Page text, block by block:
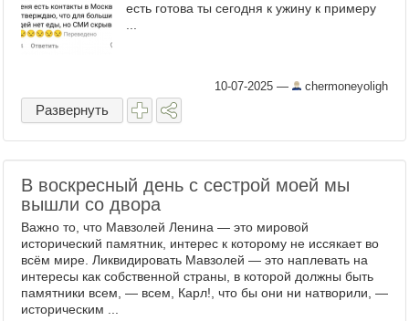
есть готова ты сегодня к ужину к примеру
10-07-2025 — chermoneyoligh
Развернуть
В воскресный день с сестрой моей мы
вышли со двора
Важно то, что Мавзолей Ленина — это мировой
исторический памятник, интерес к которому не иссякает во
всём мире. Ликвидировать Мавзолей — это наплевать на
интересы как собственной страны, в которой должны быть
памятники всем, — всем, Карл!, что бы они ни натворили, —
историческим ...